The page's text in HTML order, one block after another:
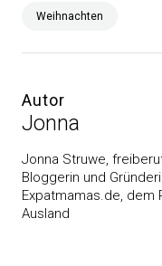
Weihnachten
Autor
Jonna
Jonna Struwe,
Bloggerin und
Expatmamas.de, dem
Ausland